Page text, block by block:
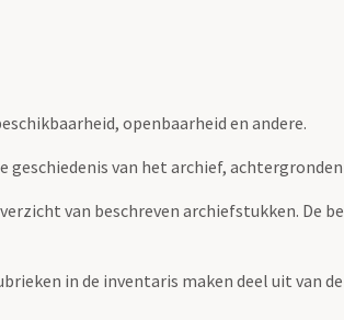
openbaarheid en andere.
van het archief,
van beschreven archiefstukken. De
in de inventaris maken deel uit van